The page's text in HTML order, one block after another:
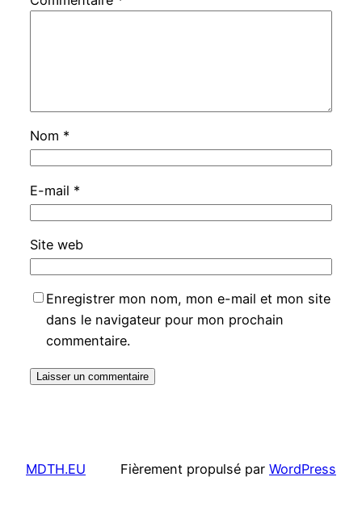
Nom *
E-mail *
Site web
Enregistrer mon nom, mon e-mail et mon site
dans le navigateur pour mon prochain
commentaire.
MDTH.EU Fièrement propulsé par WordPress